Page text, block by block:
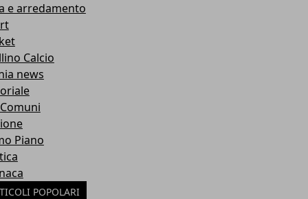
e arredamento
Calcio
news
Piano
POPOLARI